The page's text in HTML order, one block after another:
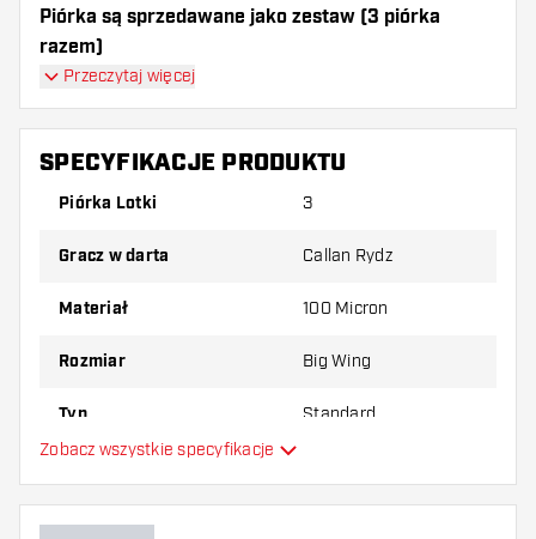
Piórka są sprzedawane jako zestaw (3 piórka
razem)
Dartshopper tip!
Upewnij się, że masz pod ręką dużo piórek i
złamane w wyniku użytkowania.
piórek, aby dowiedzieć się, który wariant
Przeczytaj więcej
SPECYFIKACJE PRODUKTU
Piórka Lotki 3
Gracz w darta Callan Rydz
Materiał 100 Micron
Rozmiar Big Wing
Typ Standard
Dodatkowe kolory
Zobacz wszystkie specyfikacje